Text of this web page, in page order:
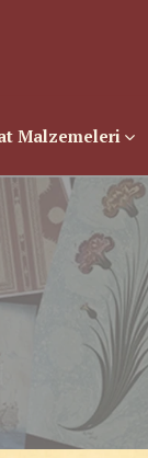
Malzemeleri